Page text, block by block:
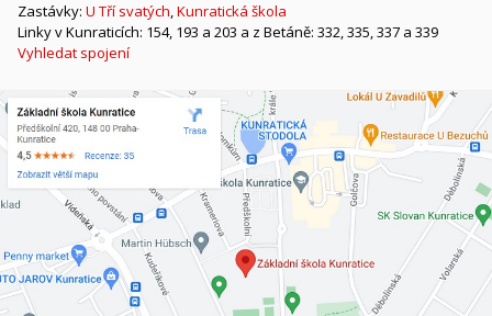
Zastávky: U Tří svatých,Kunratická škola
Linky v Kunraticích: 154, 193 a 203 a z Betáně: 332, 335, 337 a 339
Vyhledat spojení